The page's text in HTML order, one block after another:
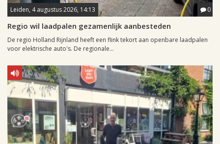
Leiden, 4 augustus 2026, 14:13 0
Regio wil laadpalen gezamenlijk aanbesteden
De regio Holland Rijnland heeft een flink tekort aan openbare laadpalen
voor elektrische auto's. De regionale...